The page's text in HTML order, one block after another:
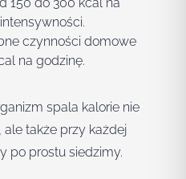
czynności domowe
na godzinę.
spala kalorie nie
także przy każdej
po prostu siedzimy.